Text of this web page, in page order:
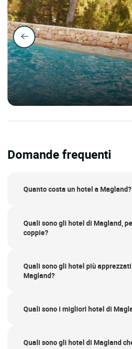
Domande frequenti
Quanto costa un hotel a Magland?
Quali sono gli hotel di Magland,
coppie?
Quali sono gli hotel più
Magland?
Quali sono i migliori hotel di
Quali sono gli hotel di Magland